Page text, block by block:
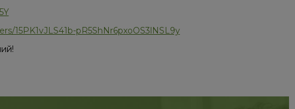
15PK1vJLS41b-pR5ShNr6pxoOS3lNSL9y